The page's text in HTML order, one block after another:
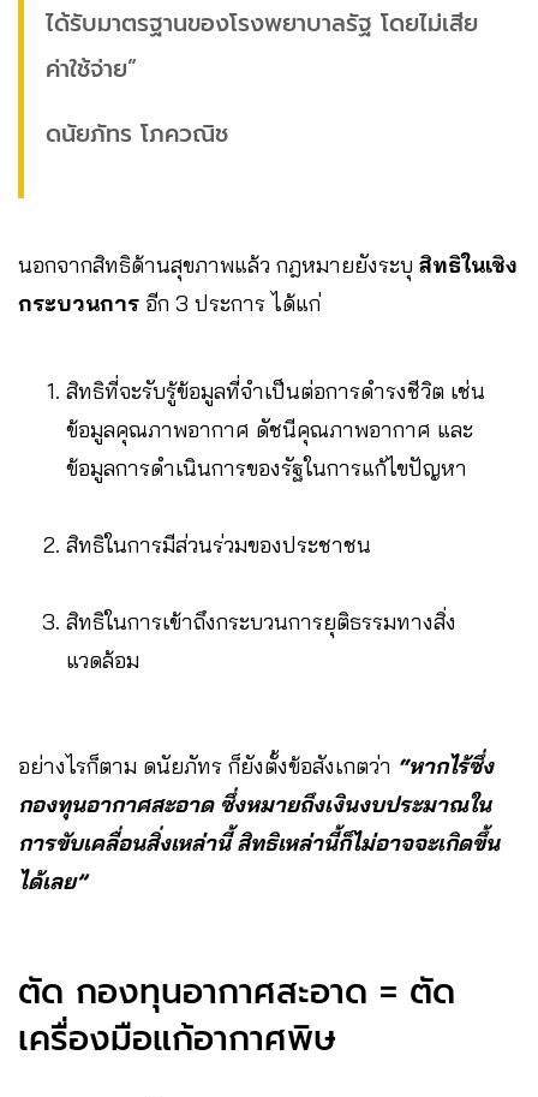
ได้รับมาตรฐานของโรงพยาบาลรัฐ โดยไม่เสีย
ค่าใช้จ่าย”
ดนัยภัทร โภควณิช
นอกจากสิทธิด้านสุขภาพแล้ว กฎหมายยังระบุ สิทธิในเชิง
กระบวนการ อีก 3 ประการ ได้แก่
สิทธิที่จะรับรู้ข้อมูลที่จำเป็นต่อการดำรงชีวิต เช่น
ข้อมูลคุณภาพอากาศ ดัชนีคุณภาพอากาศ และ
ข้อมูลการดำเนินการของรัฐในการแก้ไขปัญหา
สิทธิในการมีส่วนร่วมของประชาชน
สิทธิในการเข้าถึงกระบวนการยุติธรรมทางสิ่ง
แวดล้อม
อย่างไรก็ตาม ดนัยภัทร ก็ยังตั้งข้อสังเกตว่า “หากไร้ซึ่ง
กองทุนอากาศสะอาด ซึ่งหมายถึงเงินงบประมาณใน
การขับเคลื่อนสิ่งเหล่านี้ สิทธิเหล่านี้ก็ไม่อาจจะเกิดขึ้น
ได้เลย”
ตัด กองทุนอากาศสะอาด = ตัด
เครื่องมือแก้อากาศพิษ